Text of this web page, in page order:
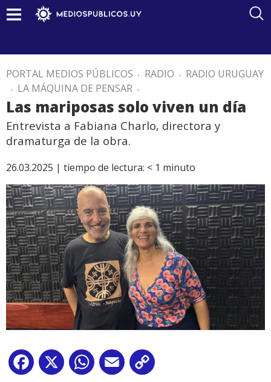
PORTAL MEDIOS PÚBLICOS . RADIO . RADIO URUGUAY
. LA MÁQUINA DE PENSAR .
Las mariposas solo viven un día
Entrevista a Fabiana Charlo, directora y
dramaturga de la obra.
26.03.2025 | tiempo de lectura: < 1 minuto
Facebook
X WhatsApp
Email